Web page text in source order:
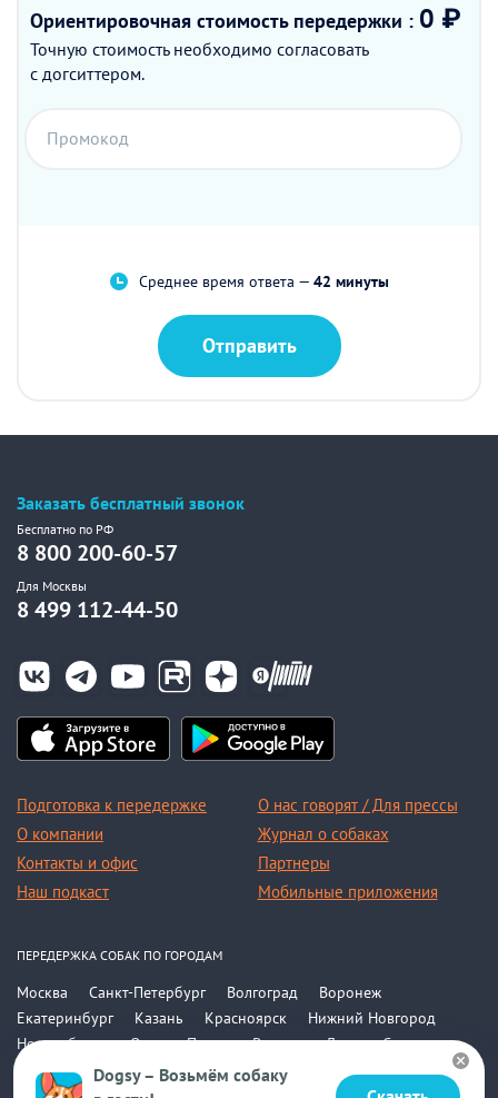
Dogsy – Возьмём собаку
Ориентировочная стоимость передержки : 0 ₽
Точную стоимость необходимо согласовать
с догситтером.
Промокод
Среднее время ответа — 42 минуты
Отправить
Заказать бесплатный звонок
Бесплатно по РФ
8 800 200-60-57
Для Москвы
8 499 112-44-50
Подготовка к передержке
О компании
Контакты и офис
Наш подкаст
О нас говорят / Для прессы
Журнал о собаках
Партнеры
Мобильные приложения
ПЕРЕДЕРЖКА СОБАК ПО ГОРОДАМ
Москва Санкт-Петербург Волгоград
Воронеж
Екатеринбург
Казань Красноярск
Нижний Новгород
Новосибирск
Омск Пермь Ростов-на-Дону
Самара
Саратов
Уфа Челябинск Все города